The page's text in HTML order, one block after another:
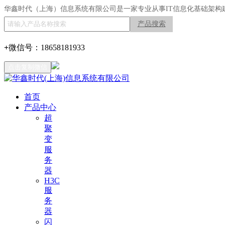
华鑫时代（上海）信息系统有限公司是一家专业从事IT信息化基础架构
产品搜索
+微信号： 18658181933
首页
产品中心
超
聚
变
服
务
器
H3C
服
务
器
闪